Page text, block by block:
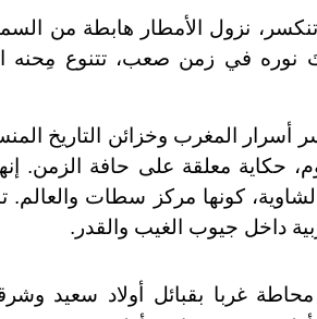
نزول الأمطار هابطة من
نوره في زمن صعب، تتنوع مِحنه
أسرار المغرب وخزائن التاريخ
حكاية معلقة على حافة الزمن.
كونها مركز سطات والعالم.
داخل جيوب الغيب والقدر.
غربا بقبائل أولاد سعيد